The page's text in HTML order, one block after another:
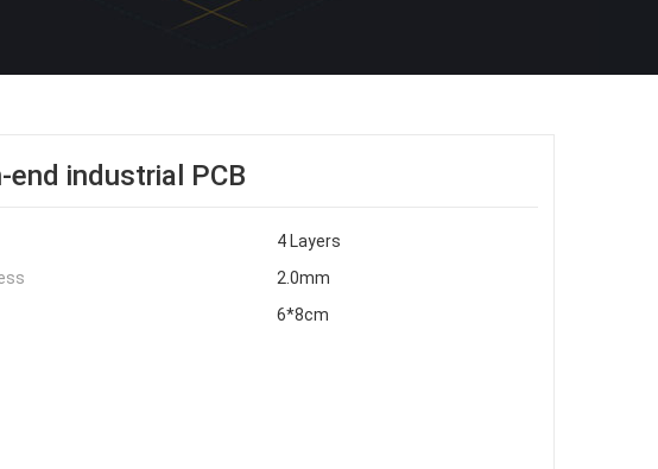
end industrial PCB
4 Layers
2.0mm
6*8cm